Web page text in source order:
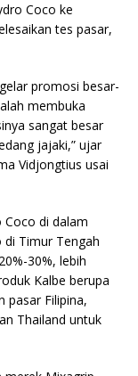
Coco ke
tes pasar,
promosi besar-
membuka
sangat besar
jajaki,” ujar
Vidjongtius usai
Coco di dalam
di Timur Tengah
30%, lebih
Kalbe berupa
pasar Filipina,
Thailand untuk